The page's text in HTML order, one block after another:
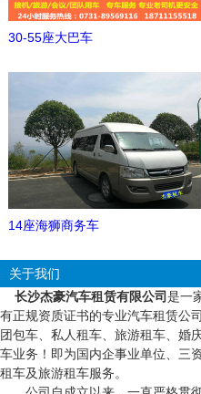
30-55座大巴车
14座海狮商务车
关于我们
长沙杰豪汽车租赁有限公司是一
有正规资质证书的专业汽车租赁公
团包车、私人租车、旅游租车、婚
车业务！即为国内企事业单位、三
租车及旅游租车服务。